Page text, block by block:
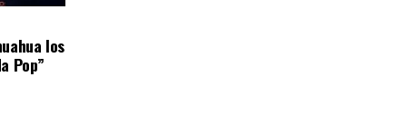
los
Pop”